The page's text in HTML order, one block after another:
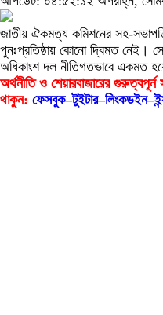
জাতীয় ঐকমত্য কমিশনের সহ-
পুনঃপ্রতিষ্ঠায় কোনো দ্বিমত নেই। সেই
অধিকাংশ দল নীতিগতভাবে একমত
অর্থনীতি ও শেয়ারবাজারের
থাকুন: ফেসবুক–টুইটার–লিংকডইন–